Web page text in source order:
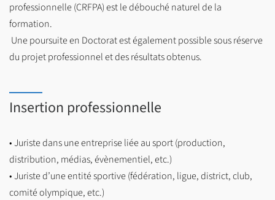
professionnelle (CRFPA) est le débouché naturel de la
formation.
Une poursuite en Doctorat est également possible sous réserve
du projet professionnel et des résultats obtenus.
Insertion professionnelle
• Juriste dans une entreprise liée au sport (production,
distribution, médias, évènementiel, etc.)
• Juriste d’une entité sportive(fédération, ligue, district, club,
comité olympique, etc.)